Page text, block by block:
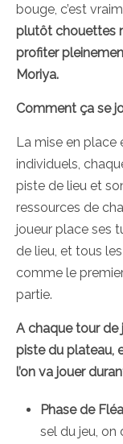
bouge, c’est
plutôt chouettes
profiter
Moriya.
Comment ça se
La mise en place
individuels,
piste de lieu et
ressources de
joueur place ses
de lieu, et tous
comme le
partie.
A chaque tour de
piste du plateau,
l’on va jouer
Phase de
sel du jeu, on